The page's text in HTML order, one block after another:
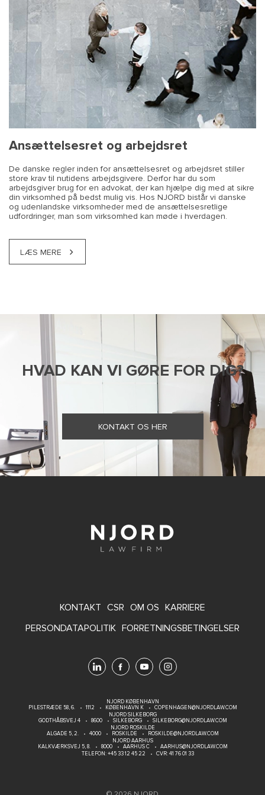
Ansættelsesret og arbejdsret
De danske regler inden for ansættelsesret og arbejdsret stiller
store krav til nutidens arbejdsgivere. Derfor har du som
arbejdsgiver brug for en advokat, der kan hjælpe dig med at sikre
din virksomhed på bedst mulig vis. Hos NJORD bistår vi danske
og udenlandske virksomheder med de ansættelsesretlige
udfordringer, man som virksomhed kan møde i hverdagen.
LÆS MERE
HVAD KAN VI GØRE FOR DIG?
KONTAKT OS HER
FOOTER
MENU
KONTAKT CSR OM OS KARRIERE
PERSONDATAPOLITIK FORRETNINGSBETINGELSER
NJORD KØBENHAVN
PILESTRÆDE 58, 6.
1112 KØBENHAVN K
COPENHAGEN@NJORDLAW.COM
NJORD SILKEBORG
GODTHÅBSVEJ 4
8600 SILKEBORG
SILKEBORG@NJORDLAW.COM
NJORD ROSKILDE
ALGADE 5, 2.
4000 ROSKILDE
ROSKILDE@NJORDLAW.COM
NJORD AARHUS
KALKVÆRKSVEJ 5, 8.
8000 AARHUS C
AARHUS@NJORDLAW.COM
TELEFON:+45 33 12 45 22 CVR: 41 76 01 33